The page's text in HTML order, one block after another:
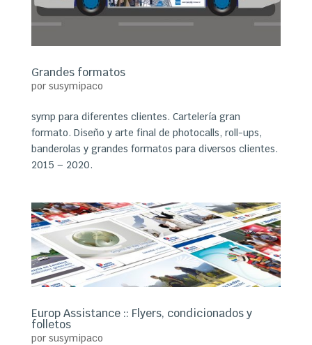
Grandes formatos
por susymipaco
symp para diferentes clientes. Cartelería gran
formato. Diseño y arte final de photocalls, roll-ups,
banderolas y grandes formatos para diversos clientes.
2015 – 2020.
Europ Assistance :: Flyers, condicionados y
folletos
por susymipaco